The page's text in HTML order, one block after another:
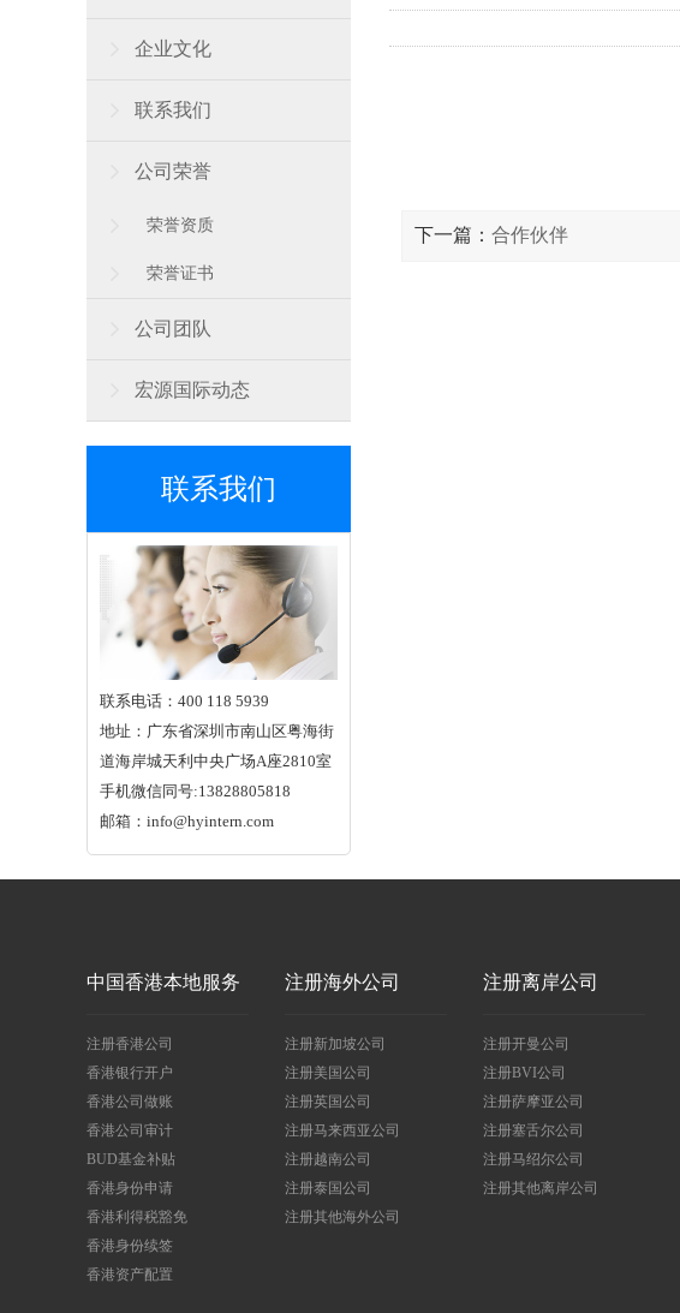
企业文化
联系我们
公司荣誉
荣誉资质
荣誉证书
公司团队
宏源国际动态
联系我们
联系电话：400 118 5939
地址：广东省深圳市南山区粤海街
道海岸城天利中央广场A座2810室
手机微信同号:13828805818
邮箱：info@hyintern.com
下一篇： 合作伙伴
中国香港本地服务
注册香港公司
香港银行开户
香港公司做账
香港公司审计
BUD基金补贴
香港身份申请
香港利得税豁免
香港身份续签
香港资产配置
注册海外公司
注册新加坡公司
注册美国公司
注册英国公司
注册马来西亚公司
注册越南公司
注册泰国公司
注册其他海外公司
注册离岸公司
注册开曼公司
注册BVI公司
注册萨摩亚公司
注册塞舌尔公司
注册马绍尔公司
注册其他离岸公司